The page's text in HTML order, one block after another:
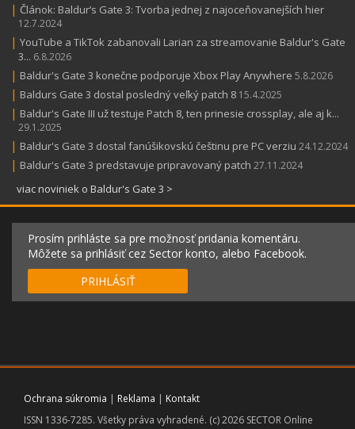
| Článok: Baldur’s Gate 3: Tvorba jednej z najoceňovanejších hier
12.7.2024
| YouTube a TikTok zabanovali Larian za streamovanie Baldur's Gate
3... 6.8.2026
| Baldur's Gate 3 konečne podporuje Xbox Play Anywhere 5.8.2026
| Baldurs Gate 3 dostal posledný veľký patch 8 15.4.2025
| Baldur's Gate III už testuje Patch 8, ten prinesie crossplay, ale aj k...
29.1.2025
| Baldur's Gate 3 dostal fanúšikovskú češtinu pre PC verziu 24.12.2024
| Baldur's Gate 3 predstavuje pripravovaný patch 27.11.2024
viac noviniek o Baldur's Gate 3 >
Prosím prihláste sa pre možnosť pridania komentáru.
Môžete sa prihlásiť cez Sector konto, alebo Facebook.
PRIHLÁSIŤ
Ochrana súkromia | Reklama | Kontakt
ISSN 1336-7285. Všetky práva vyhradené. (c) 2026 SECTOR Online